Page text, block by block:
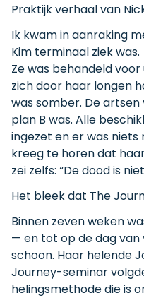
Praktijk verhaal van
Ik kwam in aanraking
Kim terminaal ziek was.
Ze was behandeld
zich door haar longen
was somber. De
plan B was. Alle
ingezet en er was niets
kreeg te horen dat
zei zelfs: “De dood is
Het bleek dat The
Binnen zeven weken
— en tot op de dag van
schoon. Haar helende
Journey-seminar
helingsmethode die is